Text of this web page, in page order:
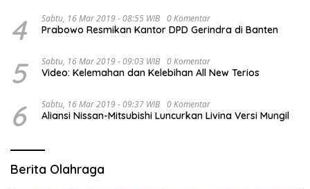
4 Sabtu, 16 Mar 2019 - 08:55 WIB 0 Komentar
Prabowo Resmikan Kantor DPD Gerindra di Banten
5 Sabtu, 16 Mar 2019 - 09:03 WIB 0 Komentar
Video: Kelemahan dan Kelebihan All New Terios
6 Sabtu, 16 Mar 2019 - 09:37 WIB 0 Komentar
Aliansi Nissan-Mitsubishi Luncurkan Livina Versi Mungil
Berita Olahraga